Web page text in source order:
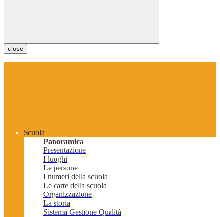
close
Scuola
Panoramica
Presentazione
I luoghi
Le persone
I numeri della scuola
Le carte della scuola
Organizzazione
La storia
Sistema Gestione Qualità